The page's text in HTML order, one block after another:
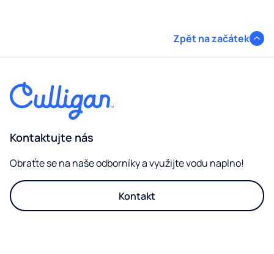
Zpět na začátek
Kontaktujte nás
Obraťte se na naše odborníky a využijte vodu naplno!
Kontakt